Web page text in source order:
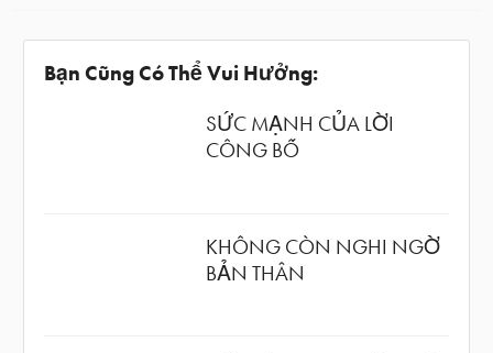
Bạn Cũng Có Thể Vui Hưởng:
SỨC MẠNH CỦA LỜI
CÔNG BỐ
KHÔNG CÒN NGHI NGỜ
BẢN THÂN